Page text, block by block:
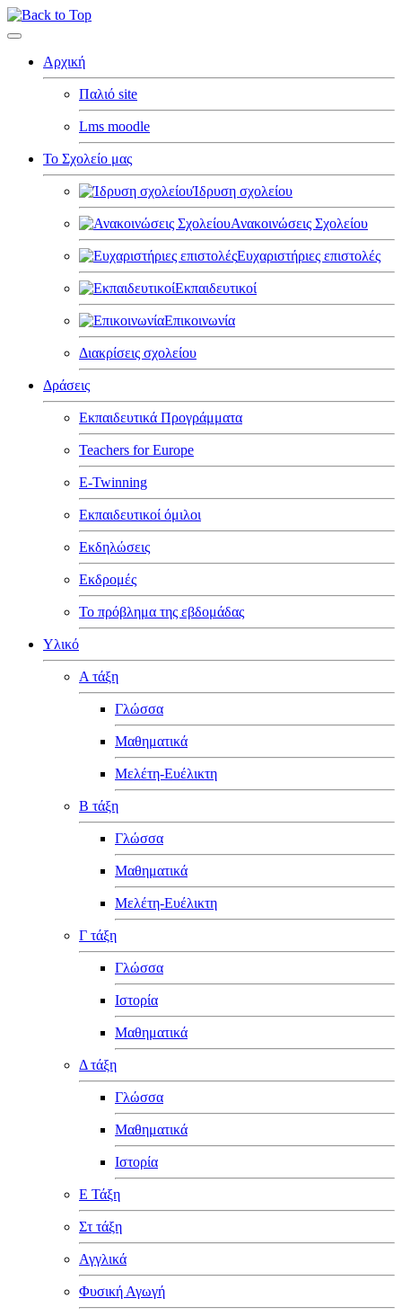
Αρχική
Παλιό site
Lms moodle
Το Σχολείο μας
Ίδρυση σχολείου
Ανακοινώσεις Σχολείου
Ευχαριστήριες επιστολές
Εκπαιδευτικοί
Επικοινωνία
Διακρίσεις σχολείου
Δράσεις
Εκπαιδευτικά Προγράμματα
Teachers for Europe
E-Twinning
Εκπαιδευτικοί όμιλοι
Εκδηλώσεις
Εκδρομές
Το πρόβλημα της εβδομάδας
Υλικό
Α τάξη
Γλώσσα
Μαθηματικά
Μελέτη-Ευέλικτη
Β τάξη
Γλώσσα
Μαθηματικά
Μελέτη-Ευέλικτη
Γ τάξη
Γλώσσα
Ιστορία
Μαθηματικά
Δ τάξη
Γλώσσα
Μαθηματικά
Ιστορία
Ε Τάξη
Στ τάξη
Αγγλικά
Φυσική Αγωγή